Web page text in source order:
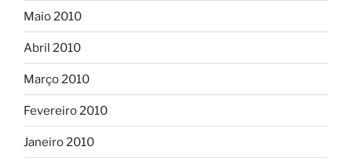
Maio 2010
Abril 2010
Março 2010
Fevereiro 2010
Janeiro 2010